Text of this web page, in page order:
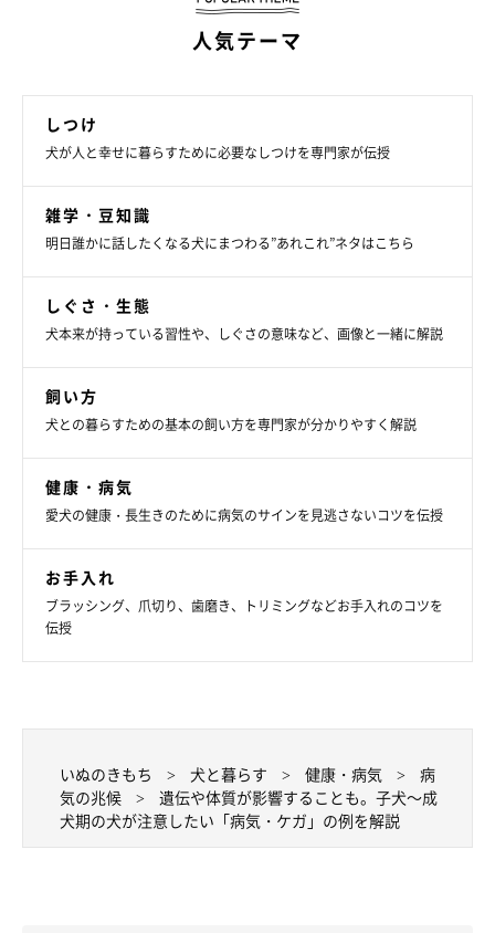
人気テーマ
しつけ
犬が人と幸せに暮らすために必要なしつけを専門家が伝授
雑学・豆知識
明日誰かに話したくなる犬にまつわる”あれこれ”ネタはこちら
しぐさ・生態
犬本来が持っている習性や、しぐさの意味など、画像と一緒に解説
飼い方
犬との暮らすための基本の飼い方を専門家が分かりやすく解説
健康・病気
愛犬の健康・長生きのために病気のサインを見逃さないコツを伝授
お手入れ
ブラッシング、爪切り、歯磨き、トリミングなどお手入れのコツを
伝授
いぬのきもち 犬と暮らす 健康・病気
病
気の兆候
遺伝や体質が影響することも。子犬～成
犬期の犬が注意したい「病気・ケガ」の例を解説